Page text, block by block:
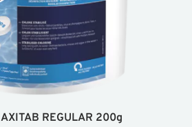
REGULAR 200g